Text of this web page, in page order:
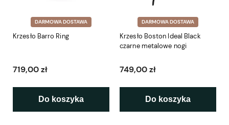
DARMOWA DOSTAWA
Krzesło Barro Ring
719,00 zł
Do koszyka
DARMOWA DOSTAWA
Krzesło Boston Ideal Black
czarne metalowe nogi
749,00 zł
Do koszyka